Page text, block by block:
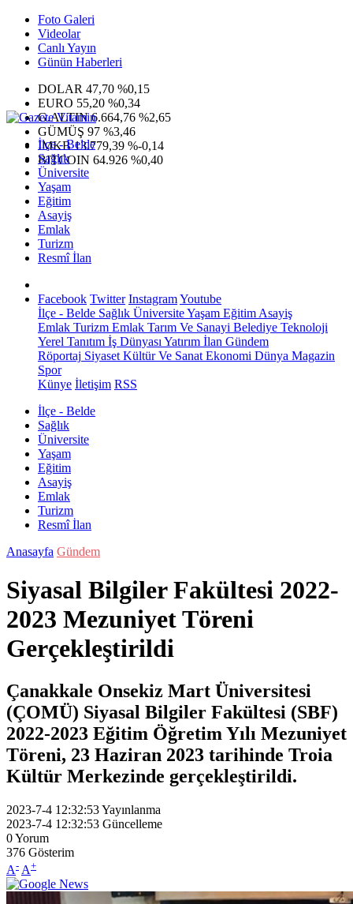
Foto Galeri
Videolar
Canlı Yayın
Günün Haberleri
DOLAR 47,70 %0,15
EURO 55,20 %0,34
G.ALTIN6.664,76 %2,65
GÜMÜŞ 97 %3,46
IMKB13.779,39 %-0,14
BITCOIN 64.926 %0,40
İlçe - Belde
Sağlık
Üniversite
Yaşam
Eğitim
Asayiş
Emlak
Turizm
Resmî İlan
Facebook Twitter InstagramYoutube
İlçe - Belde Sağlık ÜniversiteYaşam Eğitim Asayiş
Emlak Turizm Emlak Tarım Ve Sanayi Belediye Teknoloji
Yerel Tanıtım İş Dünyası Yatırım İlan Gündem
Röportaj Siyaset Kültür Ve Sanat Ekonomi Dünya Magazin
Spor
Künye İletişim RSS
İlçe - Belde
Sağlık
Üniversite
Yaşam
Eğitim
Asayiş
Emlak
Turizm
Resmî İlan
Anasayfa Gündem
Siyasal Bilgiler Fakültesi 2022-
2023 Mezuniyet Töreni
Gerçekleştirildi
Çanakkale Onsekiz Mart Üniversitesi
(ÇOMÜ) Siyasal Bilgiler Fakültesi (SBF)
2022-2023 Eğitim Öğretim Yılı Mezuniyet
Töreni, 23 Haziran 2023 tarihinde Troia
Kültür Merkezinde gerçekleştirildi.
2023-7-4 12:32:53Yayınlanma
2023-7-4 12:32:53 Güncelleme
0Yorum
376 Gösterim
A- A+